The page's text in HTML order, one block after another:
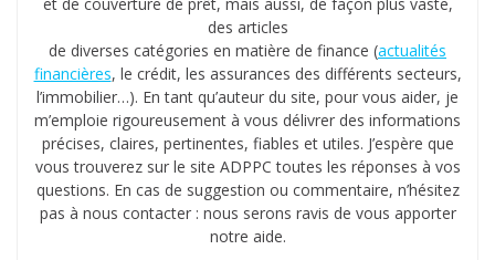
des articles
de diverses catégories en matière de finance (actualités
financières, le crédit, les assurances des différents secteurs,
l’immobilier…). En tant qu’auteur du site, pour vous aider, je
m’emploie rigoureusement à vous délivrer des informations
précises, claires, pertinentes, fiables et utiles. J’espère que
vous trouverez sur le site ADPPC toutes les réponses à vos
questions. En cas de suggestion ou commentaire, n’hésitez
pas à nous contacter : nous serons ravis de vous apporter
notre aide.